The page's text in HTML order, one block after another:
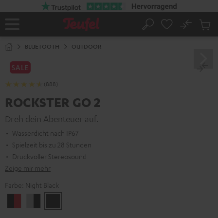
Startseite
Suche
No
BLUETOOTH OUTDOOR
SALE
(888)
ROCKSTER GO 2
Dreh dein Abenteuer auf.
Wasserdicht nach IP67
Spielzeit bis zu 28 Stunden
Druckvoller Stereosound
Zeige mir mehr
Farbe: Night Black
&
Black